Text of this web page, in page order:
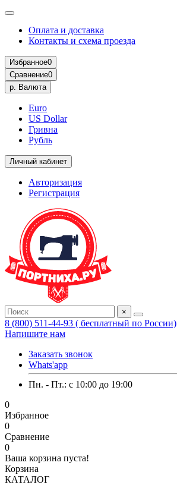
Оплата и доставка
Контакты и схема проезда
Избранное0
Сравнение0
р. Валюта
Euro
US Dollar
Гривна
Рубль
Личный кабинет
Авторизация
Регистрация
×
8 (800) 511-44-93 ( бесплатный по России)
Напишите нам
Заказать звонок
Whats'app
Пн. - Пт.: c 10:00 до 19:00
0
Избранное
0
Сравнение
0
Ваша корзина пуста!
Корзина
КАТАЛОГ